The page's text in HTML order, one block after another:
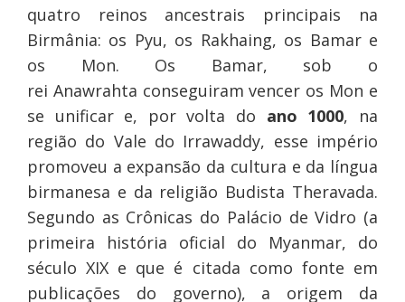
quatro reinos ancestrais principais na
Birmânia: os Pyu, os Rakhaing, os Bamar e
os Mon. Os Bamar, sob o
rei Anawrahta conseguiram vencer os Mon e
se unificar e, por volta do ano 1000, na
região do Vale do Irrawaddy, esse império
promoveu a expansão da cultura e da língua
birmanesa e da religião Budista Theravada.
Segundo as Crônicas do Palácio de Vidro (a
primeira história oficial do Myanmar, do
século XIX e que é citada como fonte em
publicações do governo), a origem da